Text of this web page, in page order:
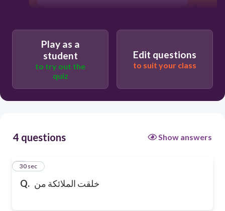
Play as a
student
to try out the
quiz
Edit questions
to suit your class
4 questions Show answers
Q. خلقت الملائكة من
1
30 sec